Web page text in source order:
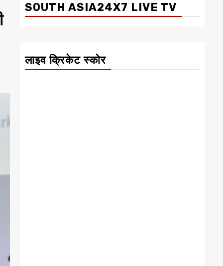
SOUTH ASIA24X7 LIVE TV
लाइव क्रिकेट स्कोर